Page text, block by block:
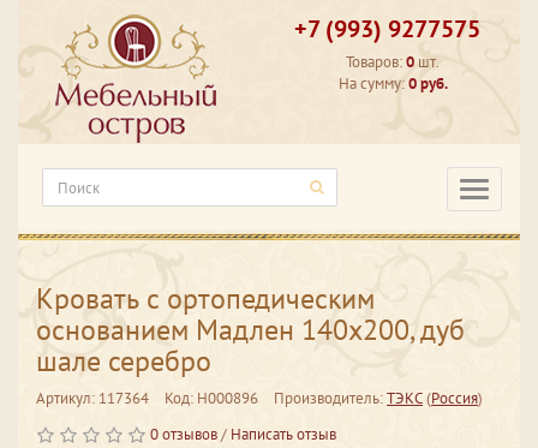
+7 (993) 9277575
Товаров:0 шт.
На сумму:0 руб.
Кровать с ортопедическим
основанием Мадлен 140х200, дуб
шале серебро
Артикул: 117364 Код: Н000896 Производитель:ТЭКС(Россия)
0 отзывов/ Написать отзыв